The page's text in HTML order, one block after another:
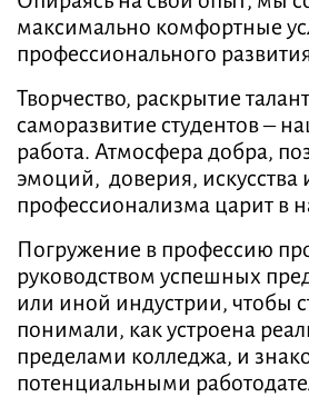
максимально комфортные
профессионального
Творчество, раскрытие
саморазвитие студентов –
работа. Атмосфера добра,
эмоций, доверия, искусства
профессионализма царит в
Погружение в профессию
руководством успешных
или иной индустрии, чтобы
понимали, как устроена
пределами колледжа, и
потенциальными